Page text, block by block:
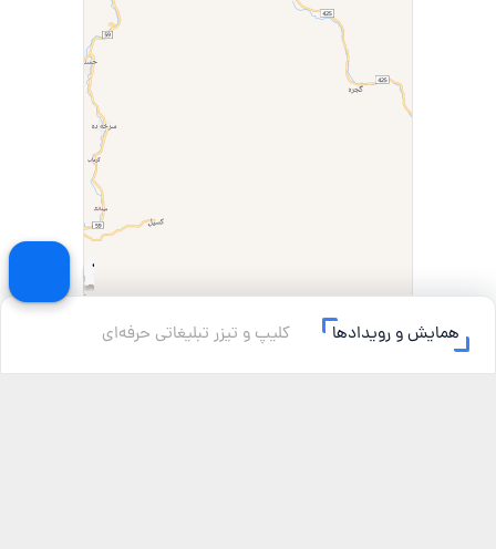
همایش و رویدادها کلیپ و تیزر تبلیغاتی حرفه‌ای